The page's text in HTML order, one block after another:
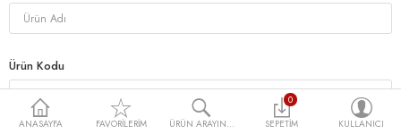
ANASAYFA FAVORILERIM ÜRÜN ARAYIN...
0
SEPETIM
KULLANICI
Ürün Kodu